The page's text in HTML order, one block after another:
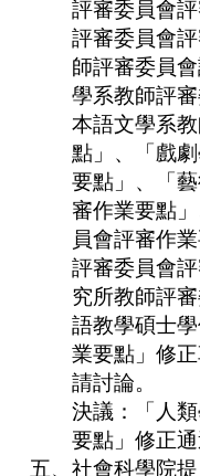
評審委員會
評審委員會
師評審委員
學系教師評
本語文學系
點」、「戲
要點」、「
審作業要點
員會評審作
評審委員會
究所教師評
語教學碩士
業要點」修
請討論。
決議：「人
要點」修正
五、 社會科學院